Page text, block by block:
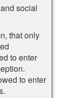
social
that only
to enter
to enter